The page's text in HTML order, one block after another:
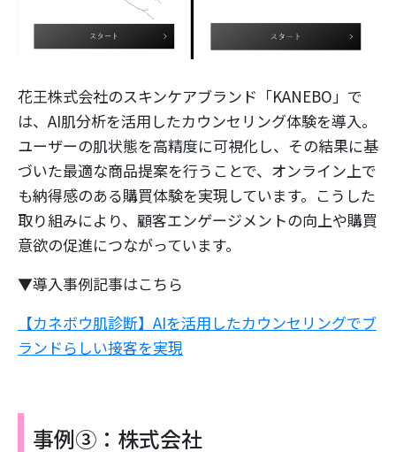
花王株式会社のスキンケアブランド「KANEBO」で
は、AI肌分析を活用したカウンセリング体験を導入。
ユーザーの肌状態を高精度に可視化し、その結果に基
づいた最適な商品提案を行うことで、オンライン上で
も納得感のある購買体験を実現しています。こうした
取り組みにより、顧客エンゲージメントの向上や購買
意欲の促進につながっています。
▼導入事例記事はこちら
【カネボウ肌診断】AIを活用したカウンセリングでブ
ランドらしい接客を実現
事例③：株式会社